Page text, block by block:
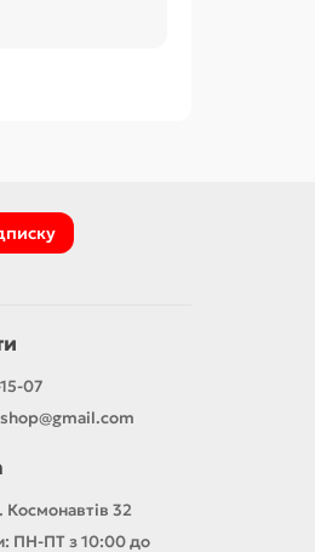
07
32
ПН-ПТ з 10:00 до